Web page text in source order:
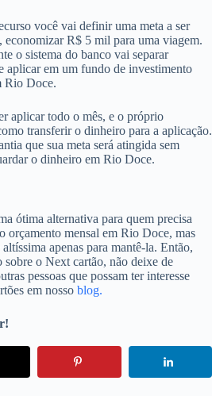
você vai definir uma meta a ser
R$ 5 mil para uma viagem.
o sistema do banco vai separar
aplicar em um fundo de investimento
Rio Doce.
aplicar todo o mês, e o próprio
transferir o dinheiro para a aplicação.
que sua meta será atingida sem
o dinheiro em Rio Doce.
ótima alternativa para quem precisa
orçamento mensal em Rio Doce, mas
apenas para mantê-la. Então,
sobre o Next cartão, não deixe de
pessoas que possam ter interesse
em nosso blog.